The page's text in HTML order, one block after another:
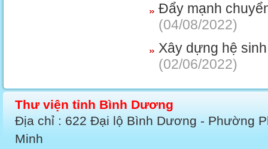
Đẩy mạnh
(04/08/2022)
Xây dựng hệ
(02/06/2022)
Thư viện tỉnh Bình Dương
Địa chỉ : 622 Đại lộ Bình Dương - Phường
Minh